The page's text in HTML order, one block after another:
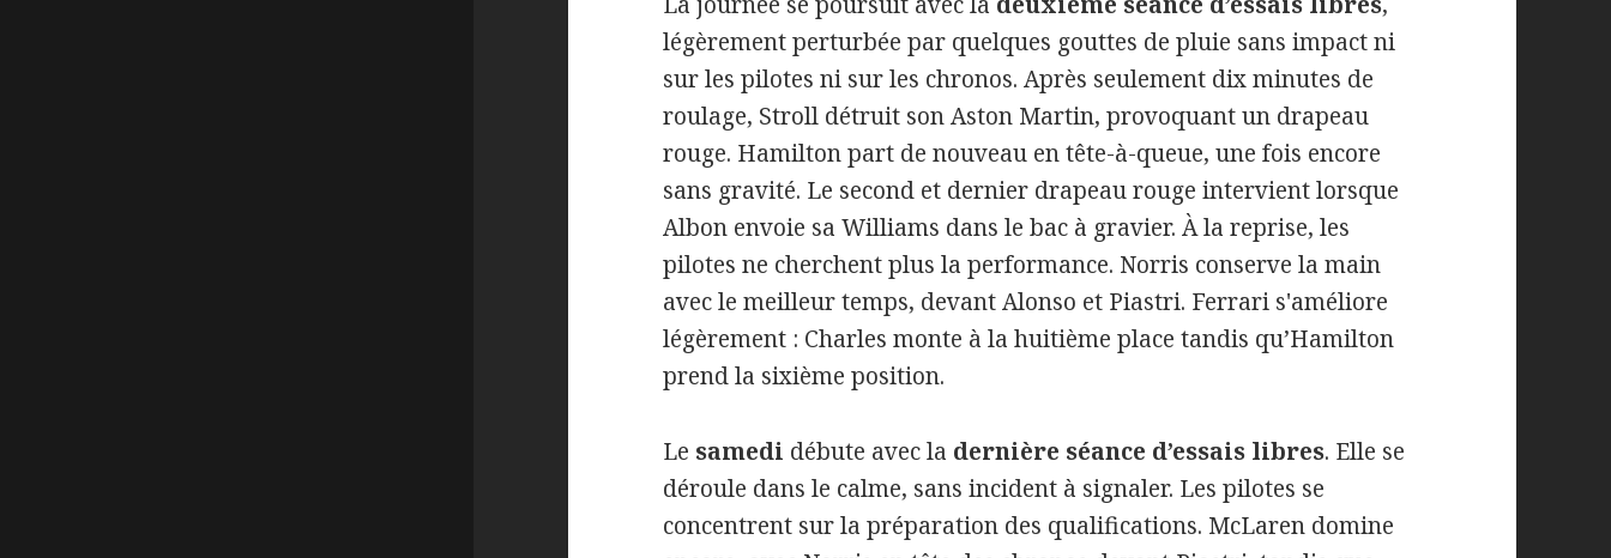
légèrement perturbée par quelques gouttes de pluie sans impact ni
sur les pilotes ni sur les chronos. Après seulement dix minutes de
roulage, Stroll détruit son Aston Martin, provoquant un drapeau
rouge. Hamilton part de nouveau en tête-à-queue, une fois encore
sans gravité. Le second et dernier drapeau rouge intervient lorsque
Albon envoie sa Williams dans le bac à gravier. À la reprise, les
pilotes ne cherchent plus la performance. Norris conserve la main
avec le meilleur temps, devant Alonso et Piastri. Ferrari s'améliore
légèrement : Charles monte à la huitième place tandis qu’Hamilton
prend la sixième position.
Le samedi débute avec la dernière séance d’essais libres. Elle se
déroule dans le calme, sans incident à signaler. Les pilotes se
concentrent sur la préparation des qualifications. McLaren domine